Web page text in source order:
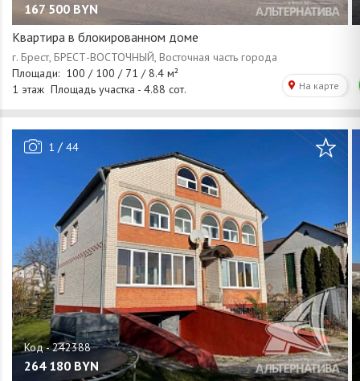
167 500 BYN
Квартира в блокированном доме
1 / 44
264 180 BYN